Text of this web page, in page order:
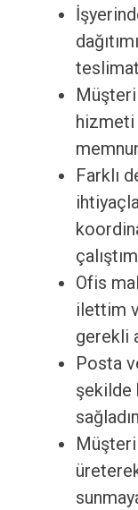
hizmeti
Farklı
Ofis
ilettim
gerekli
Posta
şekilde